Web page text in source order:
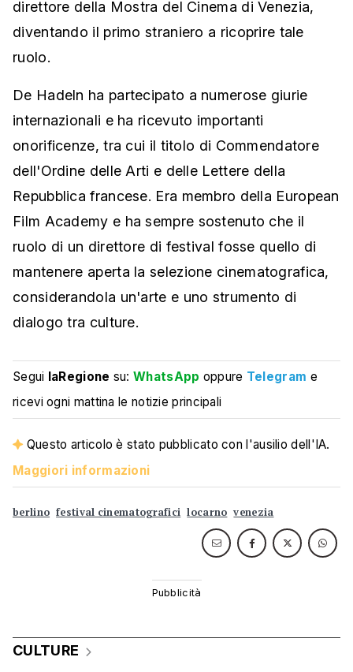
direttore della Mostra del Cinema di Venezia,
diventando il primo straniero a ricoprire tale
ruolo.
De Hadeln ha partecipato a numerose giurie
internazionali e ha ricevuto importanti
onorificenze, tra cui il titolo di Commendatore
dell'Ordine delle Arti e delle Lettere della
Repubblica francese. Era membro della European
Film Academy e ha sempre sostenuto che il
ruolo di un direttore di festival fosse quello di
mantenere aperta la selezione cinematografica,
considerandola un'arte e uno strumento di
dialogo tra culture.
Segui laRegione su:WhatsApp oppure Telegram e
ricevi ogni mattina le notizie principali
Questo articolo è stato pubblicato con l'ausilio dell'IA.
Maggiori informazioni
berlino festival cinematografici locarno venezia
CULTURE